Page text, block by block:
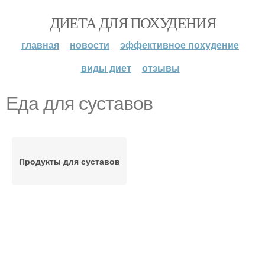
ДИЕТА ДЛЯ ПОХУДЕНИЯ
главная новости
эффективное похудение
виды диет
отзывы
Еда для суставов
Продукты для суставов